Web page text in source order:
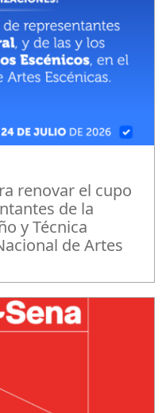
renovar el cupo
de la
y Técnica
de Artes